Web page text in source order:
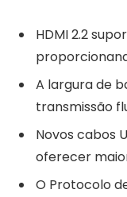
HDMI 2.2
A largura de
transmissão
Novos cabos
oferecer
O Protocolo